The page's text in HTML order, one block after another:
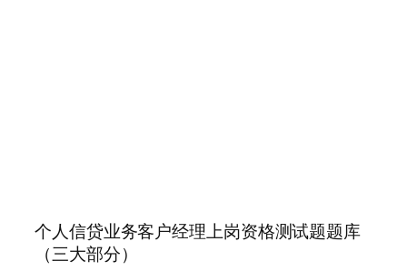
个人信贷业务客户经理上岗资格测试题题库
（三大部分）